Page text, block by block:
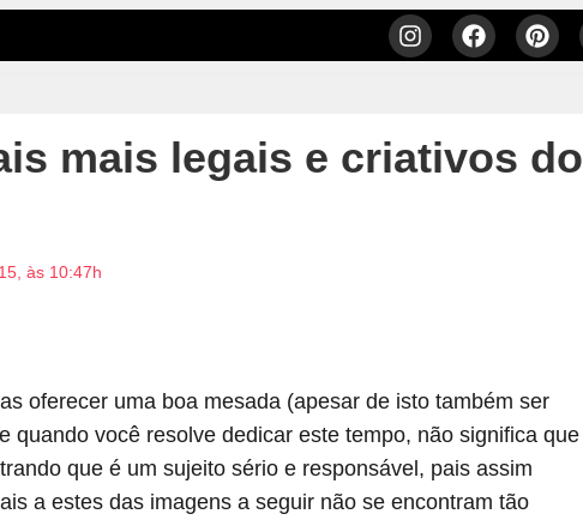
mais legais e criativos do
às 10:47h
oferecer uma boa mesada (apesar de isto também ser
quando você resolve dedicar este tempo, não significa que
que é um sujeito sério e responsável, pais assim
a estes das imagens a seguir não se encontram tão